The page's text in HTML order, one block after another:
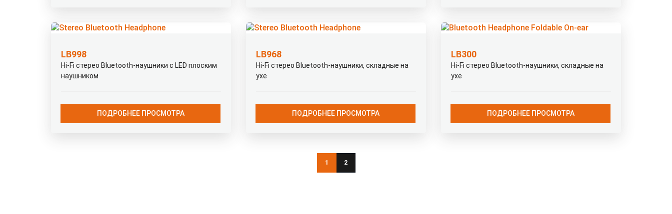
LB998
Hi-Fi стерео Bluetooth-наушники с LED плоским
наушником
ПОДРОБНЕЕ ПРОСМОТРА
LB968
Hi-Fi стерео Bluetooth-наушники, складные на
ухе
ПОДРОБНЕЕ ПРОСМОТРА
LB300
Hi-Fi стерео Bluetooth-наушники, складные на
ухе
ПОДРОБНЕЕ ПРОСМОТРА
1 2